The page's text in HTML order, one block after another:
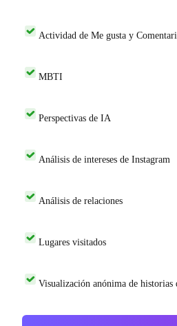
Actividad de Me gusta y
MBTI
Perspectivas de IA
Análisis de intereses de Instagram
Análisis de relaciones
Lugares visitados
Visualización anónima de historias